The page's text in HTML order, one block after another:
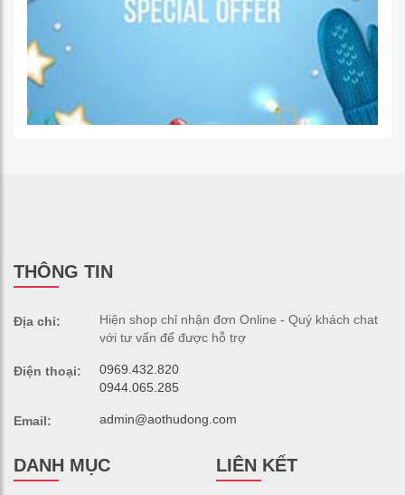
THÔNG TIN
Địa chỉ:
Hiện shop chỉ nhận đơn Online - Quý khách chat
với tư vấn để được hỗ trợ
Điện thoại:
0969.432.820
0944.065.285
Email: admin@aothudong.com
DANH MỤC LIÊN KẾT